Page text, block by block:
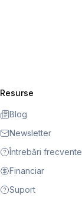
Resurse
Blog
Newsletter
Întrebări frecvente
Financiar
Suport